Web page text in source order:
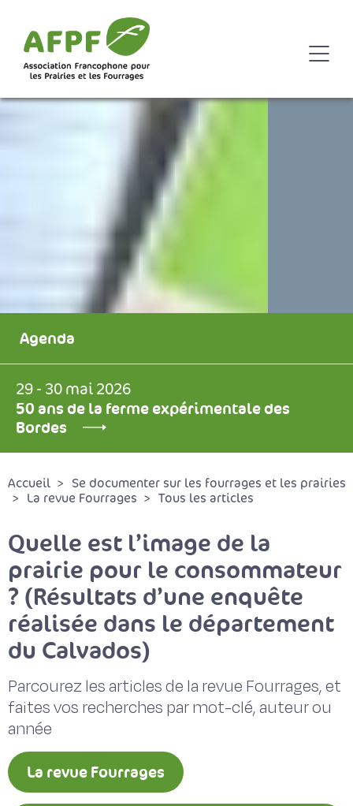
Agenda
29 - 30 mai 2026
50 ans de la ferme expérimentale des
Bordes
Accueil
Se documenter sur les fourrages et les prairies
La revue Fourrages
Tous les articles
Quelle est l’image de la
prairie pour le consommateur
? (Résultats d’une enquête
réalisée dans le département
du Calvados)
Parcourez les articles de la revue Fourrages, et
faites vos recherches par mot-clé, auteur ou
année
La revue Fourrages